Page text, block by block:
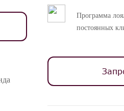
Программа
постоянных